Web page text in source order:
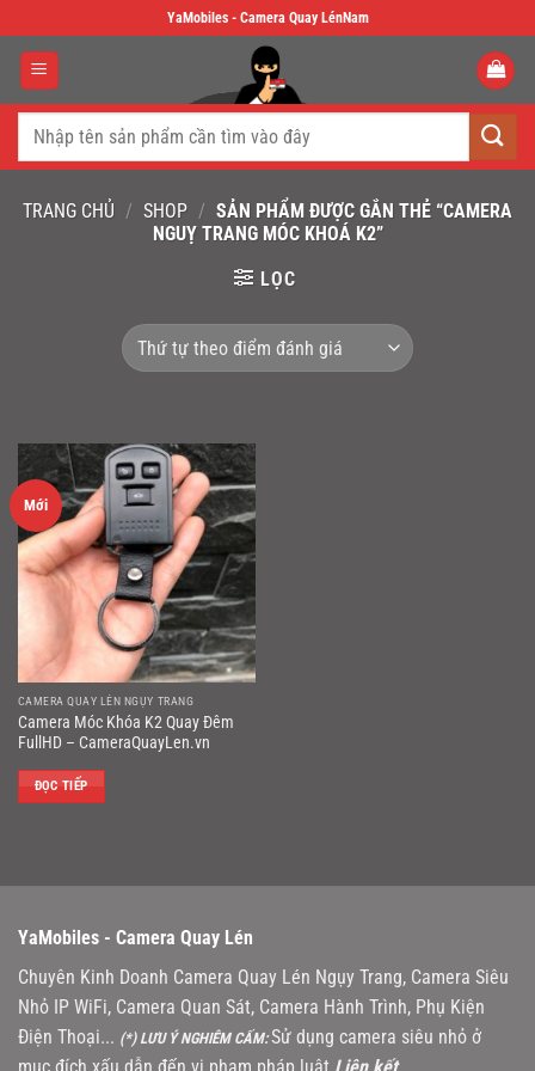
to
content
YaMobiles - Camera Quay LénNam
Tìm
TRANG CHỦ / SHOP / SẢN PHẨM ĐƯỢC GẮN THẺ “CAMERA
NGUỴ TRANG MÓC KHOÁ K2”
LỌC
Mới
CAMERA QUAY LÉN NGỤY TRANG
Camera Móc Khóa K2 Quay Đêm
FullHD – CameraQuayLen.vn
ĐỌC TIẾP
YaMobiles - Camera Quay Lén
Chuyên Kinh Doanh Camera Quay Lén Ngụy Trang, Camera Siêu
Nhỏ IP WiFi, Camera Quan Sát, Camera Hành Trình, Phụ Kiện
Điện Thoại... (*) LƯU Ý NGHIÊM CẤM:Sử dụng camera siêu nhỏ ở
mục đích xấu dẫn đến vi phạm pháp luật Liên kết